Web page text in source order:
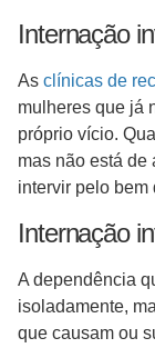
Internação
As clínicas de
mulheres que já
próprio vício.
mas não está de
intervir pelo bem
Internação
A dependência
isoladamente,
que causam ou